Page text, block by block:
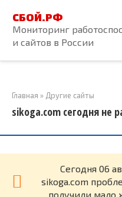
контенту
СБОЙ.РФ
Мониторинг
и сайтов в России
Главная » Другие сайты
sikoga.com сегодня не
Cегодня 06
sikoga.com
получили мало